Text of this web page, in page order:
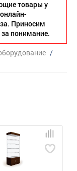
товары у
Приносим
понимание.
/